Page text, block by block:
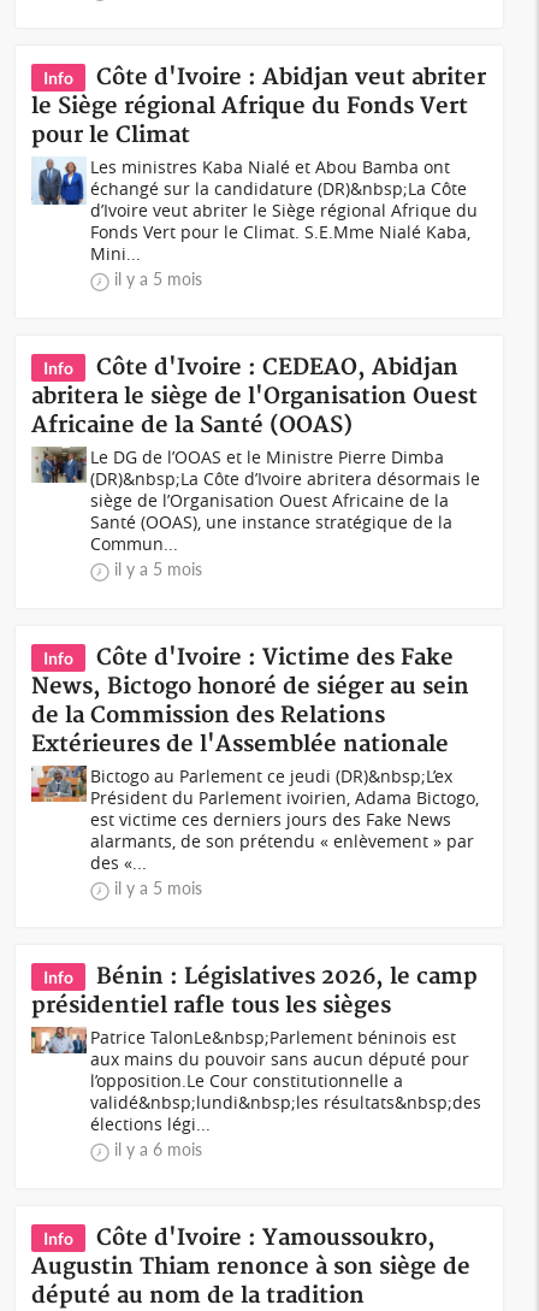
Info
Côte d'Ivoire : Abidjan veut abriter
le Siège régional Afrique du Fonds Vert
pour le Climat
Les ministres Kaba Nialé et Abou Bamba ont
échangé sur la candidature (DR)&nbsp;La Côte
d’Ivoire veut abriter le Siège régional Afrique du
Fonds Vert pour le Climat. S.E.Mme Nialé Kaba,
Mini...
il y a 5 mois
Info
Côte d'Ivoire : CEDEAO, Abidjan
abritera le siège de l'Organisation Ouest
Africaine de la Santé (OOAS)
Le DG de l’OOAS et le Ministre Pierre Dimba
(DR)&nbsp;La Côte d’Ivoire abritera désormais le
siège de l’Organisation Ouest Africaine de la
Santé (OOAS), une instance stratégique de la
Commun...
il y a 5 mois
Info
Côte d'Ivoire : Victime des Fake
News, Bictogo honoré de siéger au sein
de la Commission des Relations
Extérieures de l'Assemblée nationale
Bictogo au Parlement ce jeudi (DR)&nbsp;L’ex
Président du Parlement ivoirien, Adama Bictogo,
est victime ces derniers jours des Fake News
alarmants, de son prétendu « enlèvement » par
des «...
il y a 5 mois
Info
Bénin : Législatives 2026, le camp
présidentiel rafle tous les sièges
Patrice TalonLe&nbsp;Parlement béninois est
aux mains du pouvoir sans aucun député pour
l’opposition.Le Cour constitutionnelle a
validé&nbsp;lundi​&nbsp;les résultats&nbsp;des
élections légi...
il y a 6 mois
Info
Côte d'Ivoire : Yamoussoukro,
Augustin Thiam renonce à son siège de
député au nom de la tradition